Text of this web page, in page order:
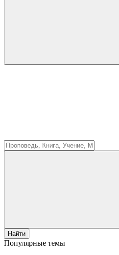
Найти
Популярные темы